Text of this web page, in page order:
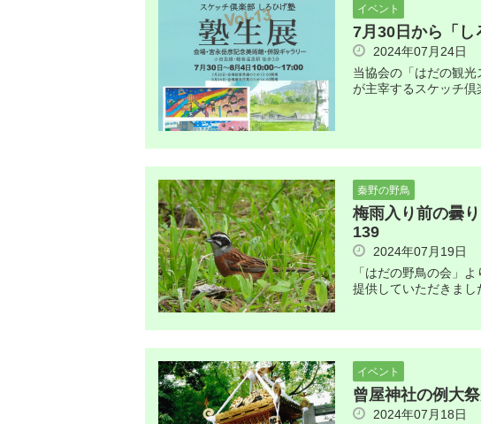
イベント
7月30日から「し
2024年07月24日
当協会の「はだの観
が主宰するスケッチ倶
秦野の野鳥
梅雨入り前の曇
139
2024年07月19日
「はだの野鳥の会」
提供していただきまし
イベント
曾屋神社の例大
2024年07月18日